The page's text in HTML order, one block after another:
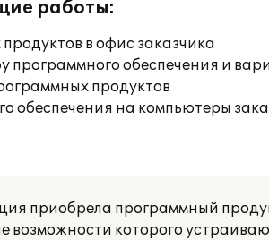
работы:
в офис заказчика
программного обеспечения и
продуктов
обеспечения на компьютеры
приобрела программный
возможности которого